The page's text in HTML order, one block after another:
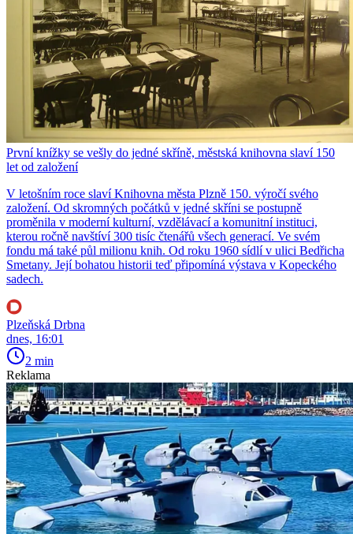
První knížky se vešly do jedné skříně, městská knihovna slaví 150
let od založení
V letošním roce slaví Knihovna města Plzně 150. výročí svého
založení. Od skromných počátků v jedné skříni se postupně
proměnila v moderní kulturní, vzdělávací a komunitní instituci,
kterou ročně navštíví 300 tisíc čtenářů všech generací. Ve svém
fondu má také půl milionu knih. Od roku 1960 sídlí v ulici Bedřicha
Smetany. Její bohatou historii teď připomíná výstava v Kopeckého
sadech.
Plzeňská Drbna
dnes, 16:01
2 min
Reklama